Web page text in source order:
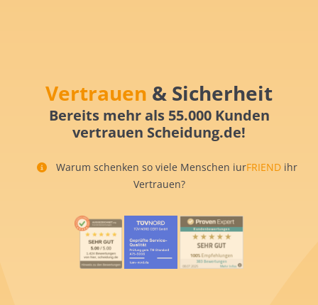
Vertrauen & Sicherheit
Bereits mehr als 55.000 Kunden
vertrauen Scheidung.de!
Warum schenken so viele Menschen iurFRIEND ihr
Vertrauen?